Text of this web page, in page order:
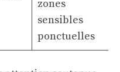
zones
sensibles
ponctuelles